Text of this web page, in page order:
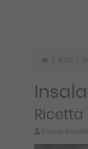
BLOG
Riseria